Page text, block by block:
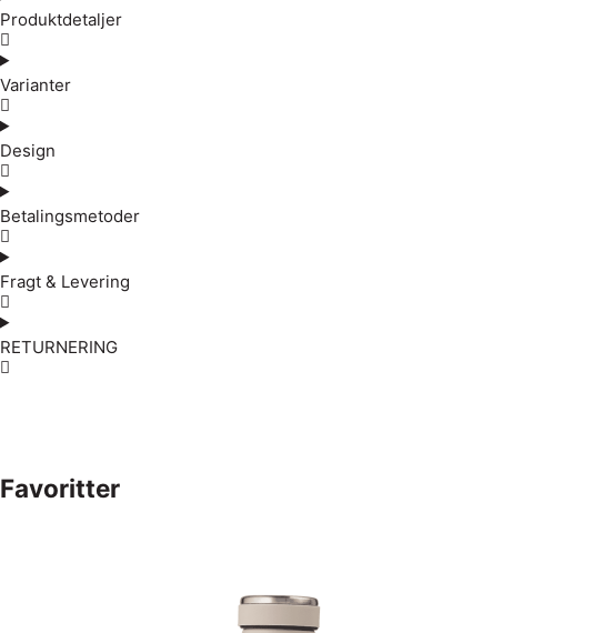
Produktdetaljer
Varianter
Design
Betalingsmetoder
Fragt & Levering
RETURNERING
Favoritter